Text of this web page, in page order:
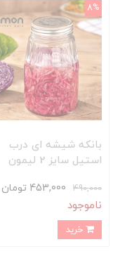
بانکه شیشه ای درب
استیل سایز 2 لیمون
490,000 453,000 تومان
8%
ناموجود